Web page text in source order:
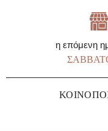
η επόμενη